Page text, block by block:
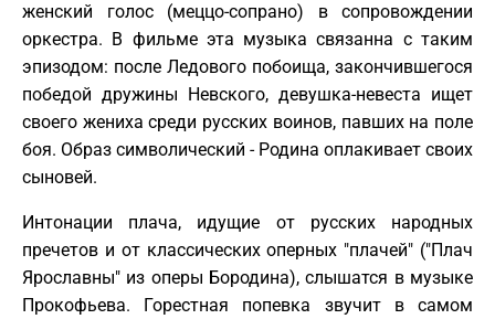
женский голос (меццо-сопрано) в сопровождении
оркестра. В фильме эта музыка связанна с таким
эпизодом: после Ледового побоища, закончившегося
победой дружины Невского, девушка-невеста ищет
своего жениха среди русских воинов, павших на поле
боя. Образ символический - Родина оплакивает своих
сыновей.
Интонации плача, идущие от русских народных
пречетов и от классических оперных "плачей" ("Плач
Ярославны" из оперы Бородина), слышатся в музыке
Прокофьева. Горестная попевка звучит в самом